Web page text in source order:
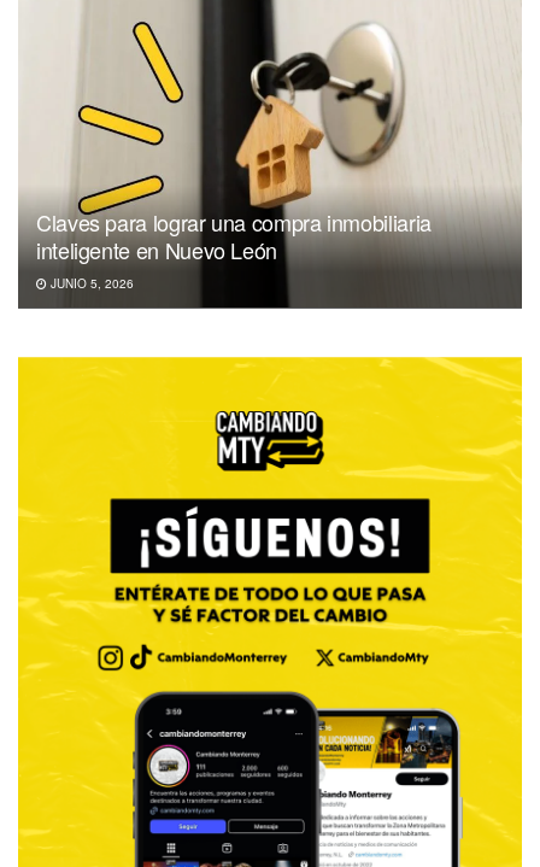
Claves para lograr una compra inmobiliaria
inteligente en Nuevo León
JUNIO 5, 2026